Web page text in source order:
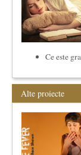
initial ca un
Cursul de
Societatea
lingvistica. Este
O bucatarie ca-
Carte – Film –
ca-n filme,
The Fever
By Wallace
The Fever de
Maicanescu, in
inchidere ...
Ce este
Alte proiecte